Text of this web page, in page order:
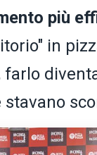
più
in